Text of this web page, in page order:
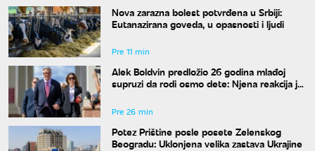
Nova zarazna bolest potvrđena u Srbiji:
Eutanazirana goveda, u opasnosti i ljudi
Pre 11 min
Alek Boldvin predložio 26 godina mlađoj
supruzi da rodi osmo dete: Njena reakcija je
Pre 26 min
Potez Prištine posle posete Zelenskog
Beogradu: Uklonjena velika zastava Ukrajine